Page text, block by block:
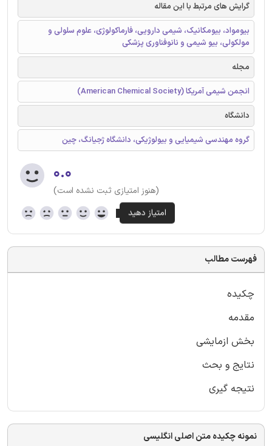
گرایش های مرتبط با این مقاله
بیومواد، بیومکانیک‌، شیمی دارویی، فارماکولوژی، علوم سلولی و
مولکولی، بیو شیمی و نانوفناوری پزشکی
مجله
انجمن شیمی آمریکا (American Chemical Society)
دانشگاه
گروه مهندسی شیمیایی و بیولوژیکی، دانشگاه ژجیانگ، چین
۰.۰
(هنوز امتیازی ثبت نشده است)
فهرست مطالب
چکیده
مقدمه
بخش ازمایشی
نتایج و بحث
نتیجه گیری
نمونه چکیده متن اصلی انگلیسی